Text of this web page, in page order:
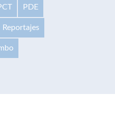
PDE
Reportajes